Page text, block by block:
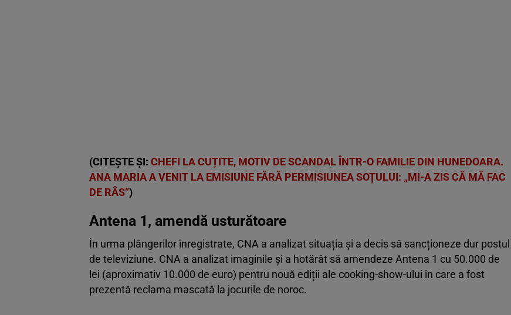
(CITEȘTE ȘI: CHEFI LA CUȚITE, MOTIV DE SCANDAL ÎNTR-O FAMILIE DIN HUNEDOARA.
ANA MARIA A VENIT LA EMISIUNE FĂRĂ PERMISIUNEA SOȚULUI: „MI-A ZIS CĂ MĂ FAC
DE RÂS”)
Antena 1, amendă usturătoare
În urma plângerilor înregistrate, CNA a analizat situația și a decis să sancționeze dur postul
de televiziune. CNA a analizat imaginile și a hotărât să amendeze Antena 1 cu 50.000 de
lei (aproximativ 10.000 de euro) pentru nouă ediții ale cooking-show-ului în care a fost
prezentă reclama mascată la jocurile de noroc.